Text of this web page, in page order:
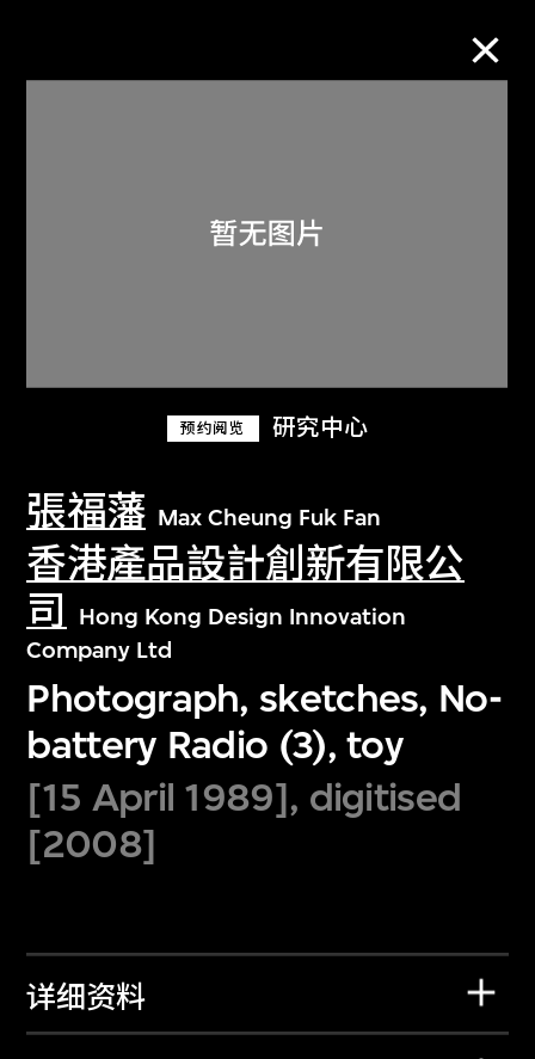
预约阅览 研究中心
張福藩 Max Cheung Fuk Fan
香港產品設計創新有限公
司
Hong Kong Design Innovation
Company Ltd
Photograph, sketches, No-
battery Radio (3), toy
[15 April 1989], digitised
[2008]
详细资料
关于M+藏品
探索世界顶级的二十及二十一世纪视觉
文化藏品。